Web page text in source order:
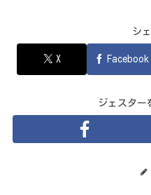
シ
X Facebook
ジェスター